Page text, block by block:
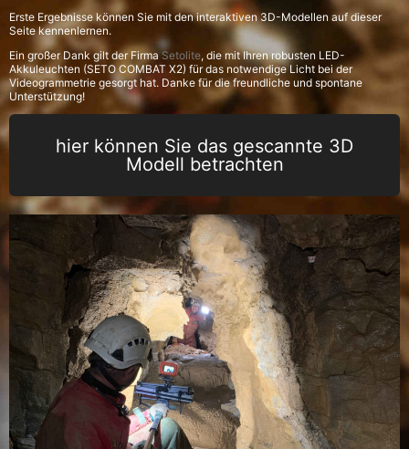
Erste Ergebnisse können Sie mit den interaktiven 3D-Modellen auf dieser
Seite kennenlernen.
Ein großer Dank gilt der FirmaSetolite, die mit Ihren robusten LED-
Akkuleuchten (SETO COMBAT X2) für das notwendige Licht bei der
Videogrammetrie gesorgt hat. Danke für die freundliche und spontane
Unterstützung!
hier können Sie das gescannte 3D
Modell betrachten